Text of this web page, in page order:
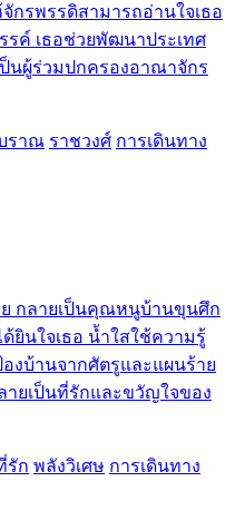
รพรรดิสามารถอ่านใจเธอ
รค์ เธอช่วยพัฒนาประเทศ
ป็นผู้ร่วมปกครองอาณาจักร
ราณ ราชวงศ์ การเดินทาง
กลายเป็นคุณหนูบ้านขุนศึก
นใจเธอ น้ำใสใช้ความรู้
องบ้านจากศัตรูและแผนร้าย
ยเป็นที่รักและขวัญใจของ
รัก พลังวิเศษ การเดินทาง